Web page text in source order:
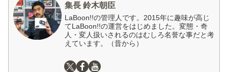
集長 鈴木朝臣
LaBoon!!の管理人です。2015年に趣味が高じ
てLaBoon!!の運営をはじめました。変態・奇
人・変人扱いされるのはむしろ名誉な事だと考
えています。（昔から）